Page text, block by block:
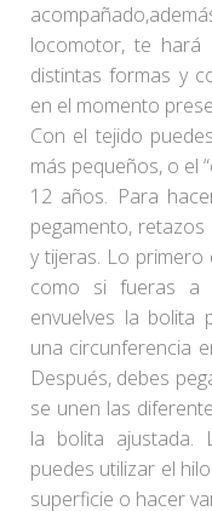
locomotor, te hará
distintas formas y
en el momento
Con el tejido
más pequeños, o el
12 años. Para
pegamento, retazos
y tijeras. Lo primero
como si fueras a
envuelves la
una circunferencia
Después, debes
se unen las
la bolita ajustada.
puedes utilizar el
superficie o hacer